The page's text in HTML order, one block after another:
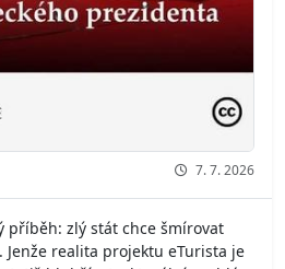
7. 7. 2026
příběh: zlý stát chce šmírovat
realita projektu eTurista je